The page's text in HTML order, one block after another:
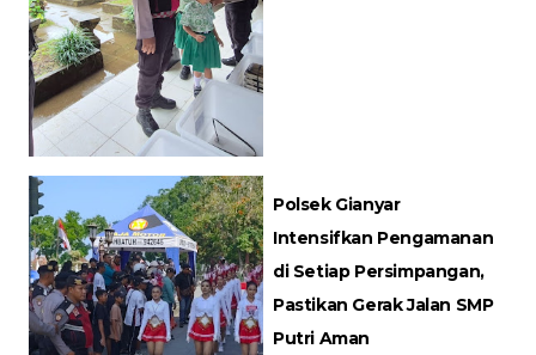
Polsek Gianyar
Intensifkan Pengamanan
di Setiap Persimpangan,
Pastikan Gerak Jalan SMP
Putri Aman